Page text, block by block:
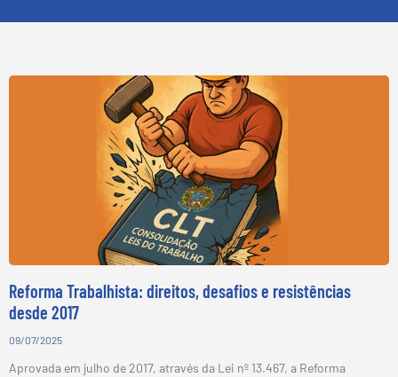
Reforma Trabalhista: direitos, desafios e resistências
desde 2017
09/07/2025
Aprovada em julho de 2017, através da Lei nº 13.467, a Reforma